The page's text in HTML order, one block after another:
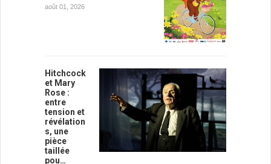
août 01, 2026
Hitchcock
et Mary
Rose :
entre
tension et
révélation
s, une
pièce
taillée
pou…